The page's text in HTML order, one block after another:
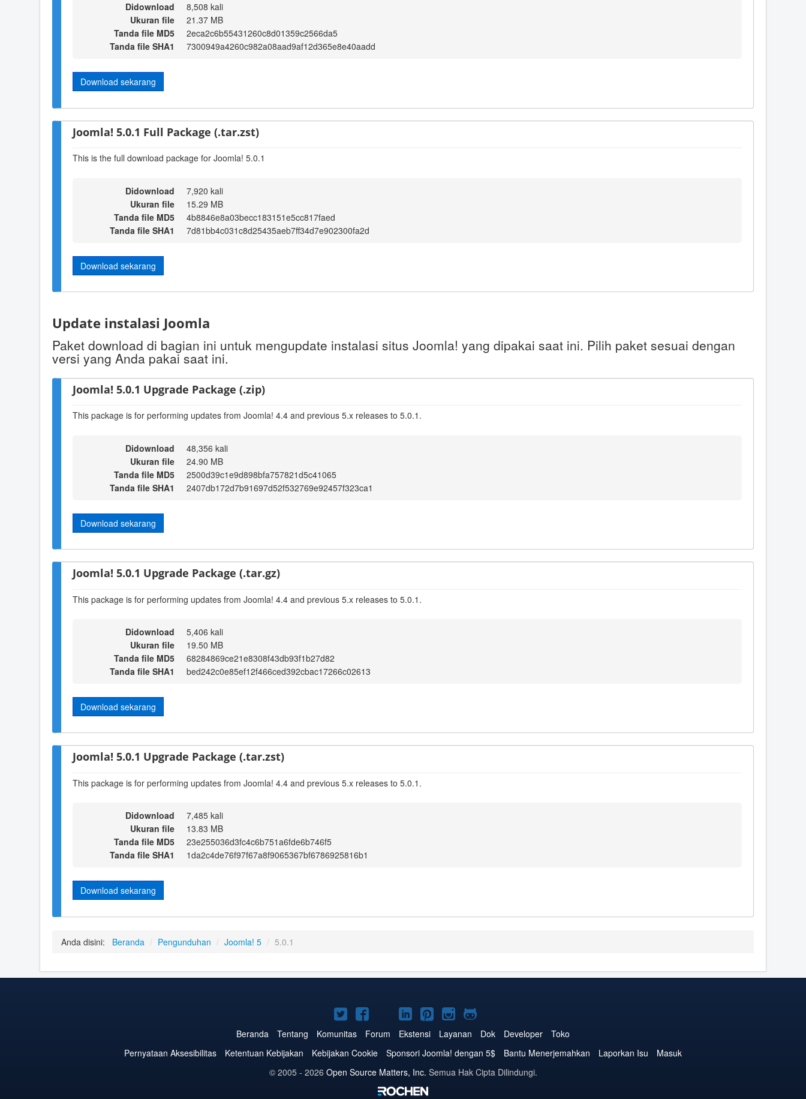
Didownload
8,508 kali
Ukuran file
21.37 MB
Tanda file MD5
2eca2c6b55431260c8d01359c2566da5
Tanda file SHA1
7300949a4260c982a08aad9af12d365e8e40aadd
Download sekarang
Joomla! 5.0.1 Full Package (.tar.zst)
This is the full download package for Joomla! 5.0.1
Didownload
7,920 kali
Ukuran file
15.29 MB
Tanda file MD5
4b8846e8a03becc183151e5cc817faed
Tanda file SHA1
7d81bb4c031c8d25435aeb7ff34d7e902300fa2d
Download sekarang
Update instalasi Joomla
Paket download di bagian ini untuk mengupdate instalasi situs Joomla! yang dipakai saat ini. Pilih paket sesuai dengan
versi yang Anda pakai saat ini.
Joomla! 5.0.1 Upgrade Package (.zip)
This package is for performing updates from Joomla! 4.4 and previous 5.x releases to 5.0.1.
Didownload
48,356 kali
Ukuran file
24.90 MB
Tanda file MD5
2500d39c1e9d898bfa757821d5c41065
Tanda file SHA1
2407db172d7b91697d52f532769e92457f323ca1
Download sekarang
Joomla! 5.0.1 Upgrade Package (.tar.gz)
This package is for performing updates from Joomla! 4.4 and previous 5.x releases to 5.0.1.
Didownload
5,406 kali
Ukuran file
19.50 MB
Tanda file MD5
68284869ce21e8308f43db93f1b27d82
Tanda file SHA1
bed242c0e85ef12f466ced392cbac17266c02613
Download sekarang
Joomla! 5.0.1 Upgrade Package (.tar.zst)
This package is for performing updates from Joomla! 4.4 and previous 5.x releases to 5.0.1.
Didownload
7,485 kali
Ukuran file
13.83 MB
Tanda file MD5
23e255036d3fc4c6b751a6fde6b746f5
Tanda file SHA1
1da2c4de76f97f67a8f9065367bf6786925816b1
Download sekarang
Anda disini: Beranda / Pengunduhan / Joomla! 5 / 5.0.1
Joomla!
di
Twitter
Joomla!
di
Facebook
Joomla!
di
YouTube
Joomla!
di
LinkedIn
Joomla!
di
Pinterest
Joomla!
di
Instagram
Joomla!
di
GitHub
Beranda Tentang Komunitas Forum Ekstensi Layanan Dok Developer
Toko
Pernyataan Aksesibilitas
Ketentuan Kebijakan Kebijakan Cookie Sponsori Joomla! dengan 5$ Bantu Menerjemahkan Laporkan Isu
Masuk
© 2005 - 2026 Open Source Matters, Inc. Semua Hak Cipta Dilindungi.